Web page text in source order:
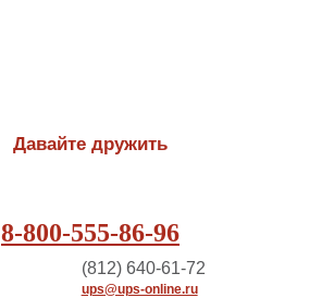
Давайте дружить
8-800-555-86-96
(812) 640-61-72
ups@ups-online.ru